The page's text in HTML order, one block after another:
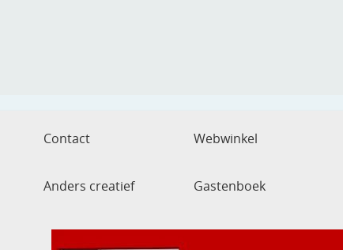
Contact Webwinkel
Anders creatief Gastenboek